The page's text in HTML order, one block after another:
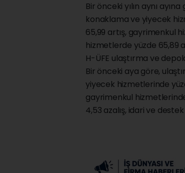
Bir önceki yılın aynı
konaklama ve yiyecek
65,99 artış, gayrimenkul
hizmetlerde yüzde 65,89
H-ÜFE ulaştırma ve
Bir önceki aya göre,
yiyecek hizmetlerinde
gayrimenkul
4,53 azalış, idari ve